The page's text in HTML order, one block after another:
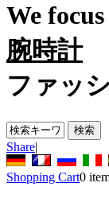
We
腕時計
ファッ
Share|
Shopping Cart0